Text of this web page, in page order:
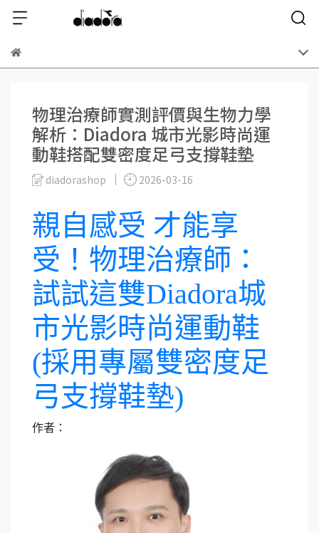
物理治療師實測評價與生物力學
解析：Diadora 城市光影時尚運
動鞋搭配雙密度足弓支撐鞋墊
diadorashop 2026-03-16
親自感受 才能享
受！物理治療師：
試試這雙Diadora城
市光影時尚運動鞋
(採用專屬雙密度足
弓支撐鞋墊)
作者：